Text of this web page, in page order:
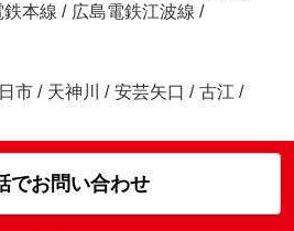
鉄本線 / 広島電鉄江波線 /
市 / 天神川 / 安芸矢口 / 古江 /
でお問い合わせ